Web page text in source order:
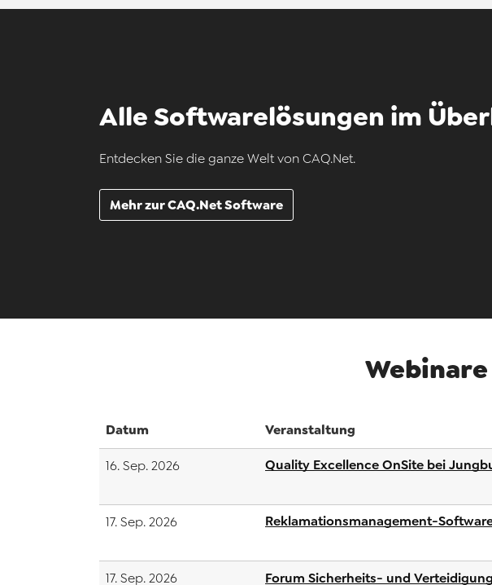
Alle Softwarelösungen im
Entdecken Sie die ganze Welt von CAQ.Net.
Mehr zur CAQ.Net Software
Datum Veranstaltung
16. Sep. 2026 Quality Excellence OnSite bei
17. Sep. 2026 Reklamationsmanagement-
17. Sep. 2026 Forum Sicherheits- und